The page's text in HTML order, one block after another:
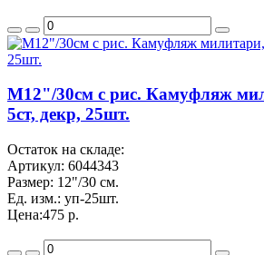
M12"/30см с рис. Камуфляж
5ст, декр, 25шт.
Остаток на складе:
Артикул: 6044343
Размер: 12"/30 см.
Ед. изм.: уп-25шт.
Цена:475 р.